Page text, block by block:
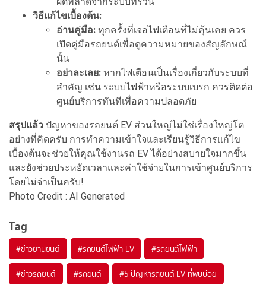
วิธีแก้ไขเบื้องต้น:
อ่านคู่มือ: ทุกครั้งที่เจอไฟเตือนที่ไม่คุ้นเคย ควร
เปิดคู่มือรถยนต์เพื่อดูความหมายของสัญลักษณ์
นั้น
อย่าละเลย: หากไฟเตือนเป็นเรื่องเกี่ยวกับระบบที่
สำคัญ เช่น ระบบไฟฟ้าหรือระบบเบรก ควรติดต่อ
ศูนย์บริการทันทีเพื่อความปลอดภัย
สรุปแล้ว ปัญหาของรถยนต์ EV ส่วนใหญ่ไม่ใช่เรื่องใหญ่โต
อย่างที่คิดครับ การทำความเข้าใจและเรียนรู้วิธีการแก้ไข
เบื้องต้นจะช่วยให้คุณใช้งานรถ EV ได้อย่างสบายใจมากขึ้น
และยังช่วยประหยัดเวลาและค่าใช้จ่ายในการเข้าศูนย์บริการ
โดยไม่จำเป็นครับ!
Photo Credit : AI Generated
Tag
#ข่าวยานยนต์ #รถยนต์ไฟฟ้า EV #รถยนต์ไฟฟ้า
#ข่าวรถยนต์ #รถยนต์ #5 ปัญหารถยนต์ EV ที่พบบ่อย